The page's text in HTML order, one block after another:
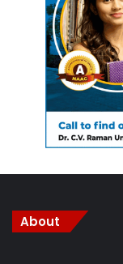
विभाग की कोशिश रहेगी
का संरक्षण हो सके और
मंत्री लक्ष्मी राजवाड़े ने
लेंगे तो हम अपना जीवन
महत्वपूर्ण योगदान देश
इस दौरान महिला एवं
बड़ी संख्या में ग्रामीण
About